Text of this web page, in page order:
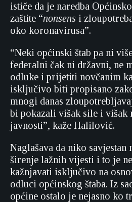
ističe da je naredba
zaštite “nonsens i
oko koronavirusa”.
“Neki općinski štab pa ni
federalni čak ni državni, ne
odluke i prijetiti novčanim
isključivo biti propisano
mnogi danas
bi pokazali višak sile i višak
javnosti”, kaže Halilović.
Naglašava da niko savjestan
širenje lažnih vijesti i to je
kažnjavati isključivo na
odluci općinskog štaba. Iz
općine ostalo je nejasno ko